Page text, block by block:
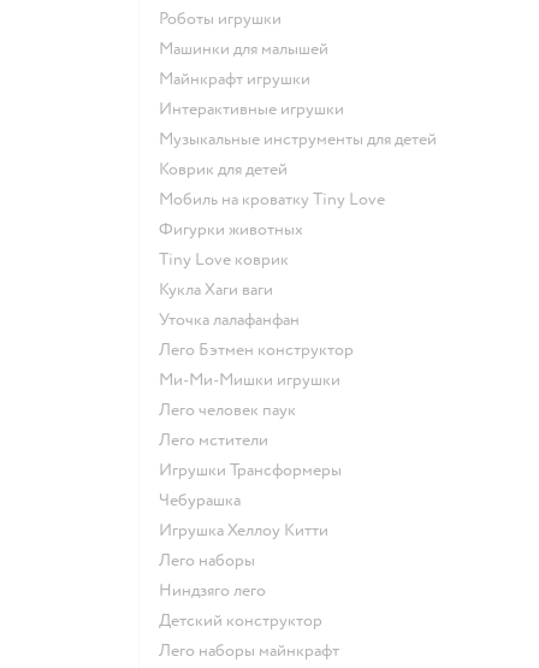
Роботы игрушки
Машинки для малышей
Майнкрафт игрушки
Интерактивные игрушки
Музыкальные инструменты для детей
Коврик для детей
Мобиль на кроватку Tiny Love
Фигурки животных
Tiny Love коврик
Кукла Хаги ваги
Уточка лалафанфан
Лего Бэтмен конструктор
Ми-Ми-Мишки игрушки
Лего человек паук
Лего мстители
Игрушки Трансформеры
Чебурашка
Игрушка Хеллоу Китти
Лего наборы
Ниндзяго лего
Детский конструктор
Лего наборы майнкрафт